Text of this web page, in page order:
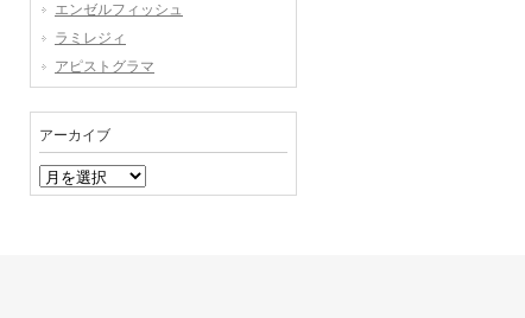
エンゼルフィッシュ
ラミレジィ
アピストグラマ
アーカイブ
ア
ー